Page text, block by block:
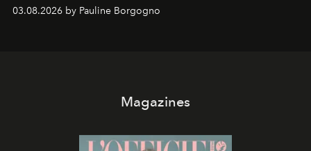
03.08.2026 by Pauline Borgogno
Magazines